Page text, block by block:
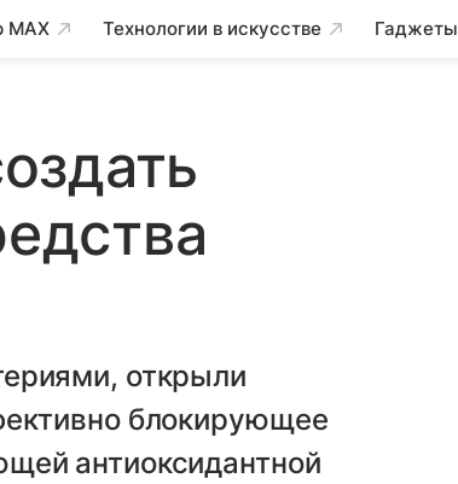
MAX Технологии в искусстве Гаджеты
открыли
блокирующее
антиоксидантной